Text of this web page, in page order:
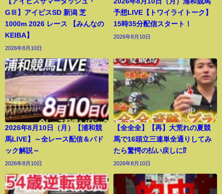
GⅢ】アイビスSD 新潟 芝
1000m 2026 レース 【みんなの
KEIBA】
2026年8月10日
予想LIVE【トワイライトーク】
15時35分配信スタート！
2026年8月10日
2026年8月10日（月）【浦和競
馬LIVE】～全レース配信＆パド
ック解説～
2026年8月10日
【全全全】【再】大荒れの夏競
馬で16頭立三連単全通りしてみ
たら驚愕の払い戻しに⁉︎
2026年8月10日